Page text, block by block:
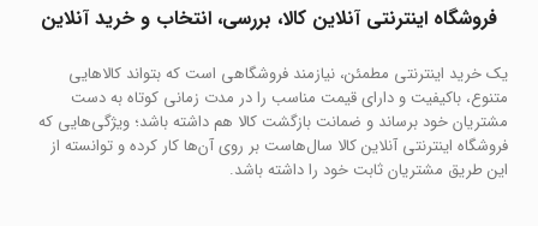
فروشگاه اینترنتی آنلاین کالا، بررسی، انتخاب و خرید آنلاین
یک خرید اینترنتی مطمئن، نیازمند فروشگاهی است که بتواند کالاهایی
متنوع، باکیفیت و دارای قیمت مناسب را در مدت زمانی کوتاه به دست
مشتریان خود برساند و ضمانت بازگشت کالا هم داشته باشد؛ ویژگی‌هایی که
فروشگاه اینترنتی آنلاین کالا سال‌هاست بر روی آن‌ها کار کرده و توانسته از
این طریق مشتریان ثابت خود را داشته باشد.